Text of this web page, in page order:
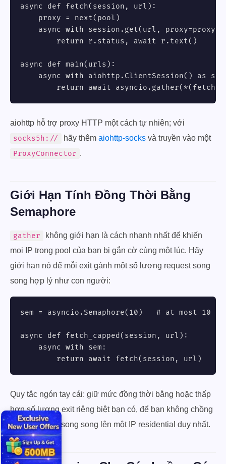
async def fetch(session, url):
    proxy = next(pool)
async with session.get(url,
        return r.status, await r.text()
async def main(urls):
async with aiohttp.ClientSession() as
return await
aiohttp hỗ trợ proxy HTTP một cách tự nhiên; với
socks5h://
hãy thêm aiohttp-socks và truyền vào một
ProxyConnector .
Giới Hạn Tính Đồng Thời Bằng
Semaphore
gather
không giới hạn là cách nhanh nhất để khiến
mọi IP trong pool của bạn bị gắn cờ cùng một lúc. Hãy
giới hạn nó để mỗi exit gánh một số lượng request song
song hợp lý như con người:
sem = asyncio.Semaphore(10)   # at most 10
async def fetch_capped(session, url):
    async with sem:
        return await fetch(session, url)
Quy tắc ngón tay cái: giữ mức đồng thời bằng hoặc thấp
hơn số lượng exit riêng biệt bạn có, để bạn không chồng
nhiều request song song lên một IP residential duy nhất.